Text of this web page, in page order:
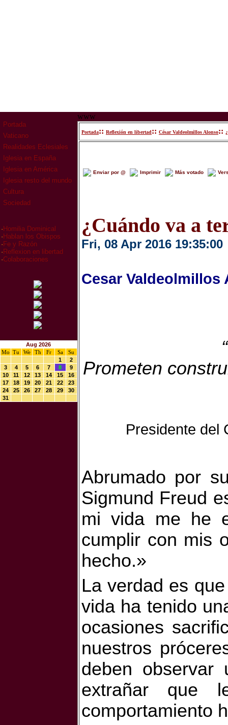
Portada
Vaticano
Realidades Eclesiales
Iglesia en España
Iglesia en América
Iglesia resto del mundo
Cultura
Sociedad
· Homilia Dominical
· Hablan los Obispos
· Fe y Razón
· Reflexion en libertad
·Colaboraciones
Aug 2026
Mo
Tu We Th Fr Sa
Su
1
2
3
4 5 6 7 8
9
10
11 12 13 14 15
16
17
18 19 20 21 22
23
24
25 26 27 28 29
30
31
www
Portada:: Reflexión en libertad:: César Valdeolmillos Alonso::
Enviar por @ Imprimir Más votado
¿Cuándo va a
Fri, 08 Apr 2016 19:35:00
Cesar Valdeolmillos
Prometen
Presidente del
Abrumado por
Sigmund Freud
mi vida me he
cumplir con mis
hecho.»
La verdad es
vida ha tenido
ocasiones
nuestros
deben observar
extrañar
comportamiento